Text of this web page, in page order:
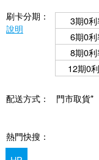
刷卡分期：
說明
3期0
6期0
8期0
12期0
配送方式： 門市取貨*
熱門快搜：